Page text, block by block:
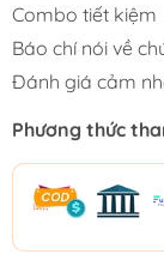
Combo tiết kiệm
Báo chí nói về
Đánh giá cảm
Phương thức